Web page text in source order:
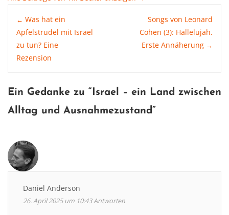
Post
navigation
← Was hat ein
Apfelstrudel mit Israel
zu tun? Eine
Rezension
Songs von Leonard
Cohen (3): Hallelujah.
Erste Annäherung →
Ein Gedanke zu “ Israel – ein Land zwischen
Alltag und Ausnahmezustand”
Daniel Anderson
26. April 2025 um 10:43Antworten